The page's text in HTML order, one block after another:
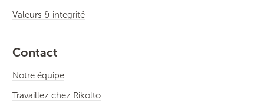
Valeurs & integrité
Contact
Notre équipe
Travaillez chez Rikolto